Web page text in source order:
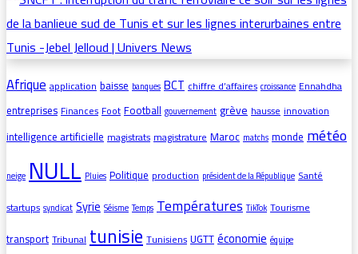
Afriqueapplicationbaisse banques BCTchiffre d’affaires croissance Ennahdha
entreprisesFinancesFootFootball gouvernement grèvehausseinnovation
intelligence artificielle magistratsmagistratureMaroc matchs monde météo
neige NULL Pluies Politique production président de la République Santé
startups syndicat Syrie Séisme Temps Températures TikTok Tourisme
transportTribunaltunisieTunisiensUGTTéconomie équipe